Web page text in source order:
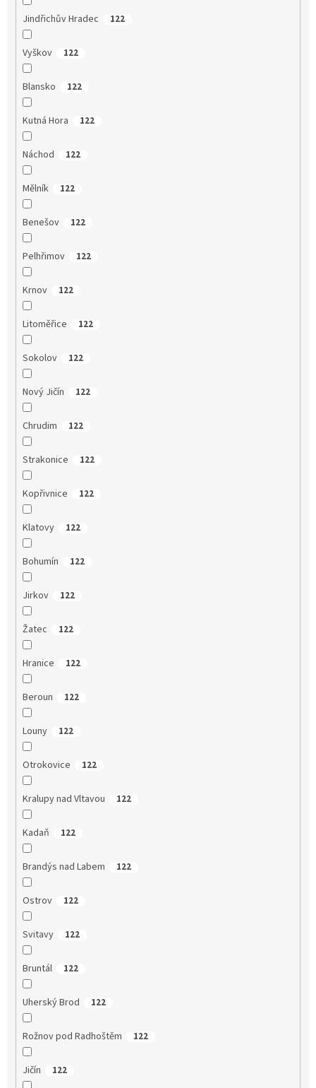
Jindřichův Hradec 122
Vyškov 122
Blansko 122
Kutná Hora 122
Náchod 122
Mělník 122
Benešov 122
Pelhřimov 122
Krnov 122
Litoměřice 122
Sokolov 122
Nový Jičín 122
Chrudim 122
Strakonice 122
Kopřivnice 122
Klatovy 122
Bohumín 122
Jirkov 122
Žatec 122
Hranice 122
Beroun 122
Louny 122
Otrokovice 122
Kralupy nad Vltavou 122
Kadaň 122
Brandýs nad Labem 122
Ostrov 122
Svitavy 122
Bruntál 122
Uherský Brod 122
Rožnov pod Radhoštěm 122
Jičín 122